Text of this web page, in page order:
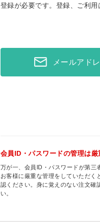
登録が必要です。登録、ご利用
メールアド
会員ID・パスワードの管理は
万が一、会員ID・パスワードが第三
お客様に厳重な管理をしていただく
認ください。身に覚えのない注文確
い。